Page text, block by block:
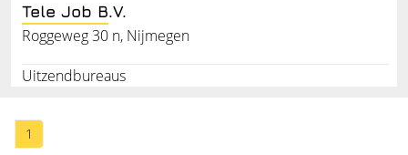
Tele Job B.V.
Roggeweg 30 n, Nijmegen
Uitzendbureaus
1